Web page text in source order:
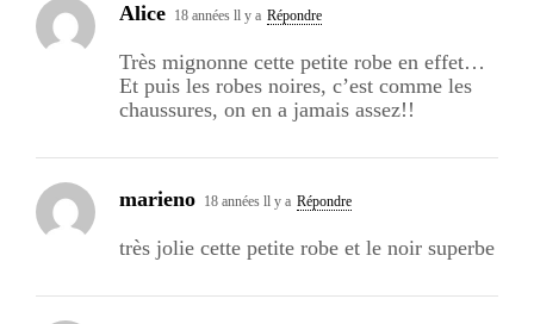
Alice 18 années ll y a Répondre
Très mignonne cette petite robe en effet…
Et puis les robes noires, c’est comme les
chaussures, on en a jamais assez!!
marieno 18 années ll y a Répondre
très jolie cette petite robe et le noir superbe